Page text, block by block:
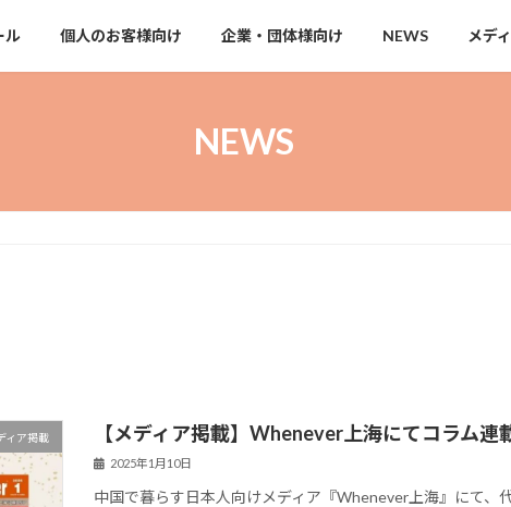
ル 個人のお客様向け 企業・団体様向け NEWS メデ
NEWS
ィア掲載 【メディア掲載】Whenever上海にてコラム連
2025年1月10日
中国で暮らす日本人向けメディア『Whenever上海』にて、